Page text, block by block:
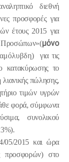
διεθνή
προσφορές για
έτους 2015 για
(μόνο
για τις
κατακύρωσης το
πώλησης,
τιμών υγρών
φορά, σύμφωνα
συνολικού
05/2015 και ώρα
στο